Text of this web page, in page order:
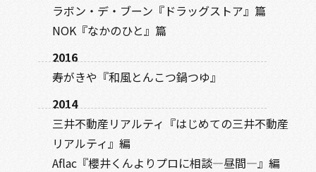
ラボン・デ・ブーン『ドラッグストア』篇
NOK『なかのひと』篇
2016
寿がきや『和風とんこつ鍋つゆ』
2014
三井不動産リアルティ『はじめての三井不動産
リアルティ』編
Aflac『櫻井くんよりプロに相談―昼間―』編